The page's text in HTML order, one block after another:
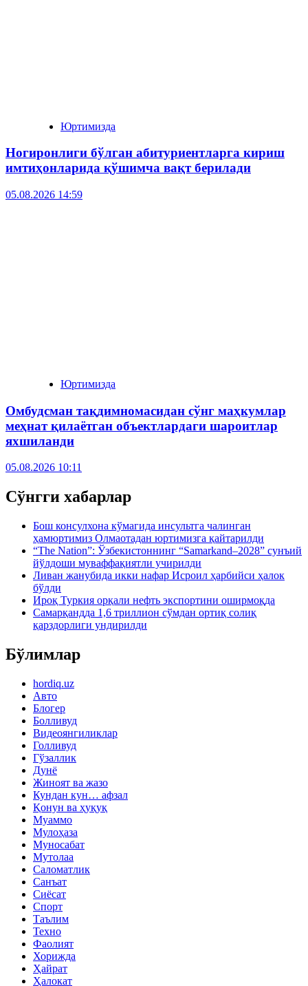
Юртимизда
Ногиронлиги бўлган абитуриентларга кириш
имтиҳонларида қўшимча вақт берилади
05.08.2026 14:59
Юртимизда
Омбудсман тақдимномасидан сўнг маҳкумлар
меҳнат қилаётган объектлардаги шароитлар
яхшиланди
05.08.2026 10:11
Сўнгги хабарлар
Бош консулхона кўмагида инсультга чалинган
ҳамюртимиз Олмаотадан юртимизга қайтарилди
“The Nation”: Ўзбекистоннинг “Samarkand–2028” сунъий
йўлдоши муваффақиятли учирилди
Ливан жанубида икки нафар Исроил ҳарбийси ҳалок
бўлди
Ироқ Туркия орқали нефть экспортини оширмоқда
Самарқандда 1,6 триллион сўмдан ортиқ солиқ
қарздорлиги ундирилди
Бўлимлар
hordiq.uz
Авто
Блогер
Болливуд
Видеоянгиликлар
Голливуд
Гўзаллик
Дунё
Жиноят ва жазо
Кундан кун… афзал
Қонун ва ҳуқуқ
Муаммо
Мулоҳаза
Муносабат
Мутолаа
Саломатлик
Санъат
Сиёсат
Спорт
Таълим
Техно
Фаолият
Хорижда
Ҳайрат
Ҳалокат